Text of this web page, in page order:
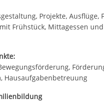
Projekte, Ausflüge,
Frühstück, Mittagessen
Hausaufgabenbetreuung